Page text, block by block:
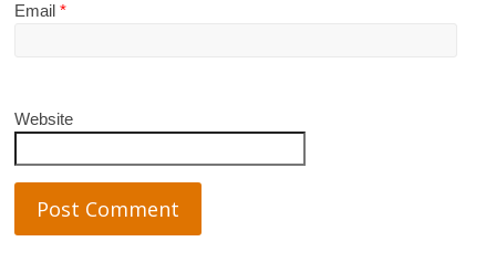
Email*
Website